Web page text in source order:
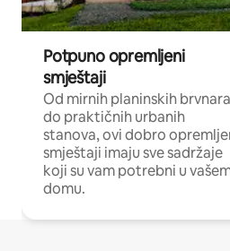
Potpuno opremljeni
smještaji
Od mirnih planinskih brvnara
do praktičnih urbanih
stanova, ovi dobro
smještaji imaju sve sadržaje
koji su vam potrebni u
domu.